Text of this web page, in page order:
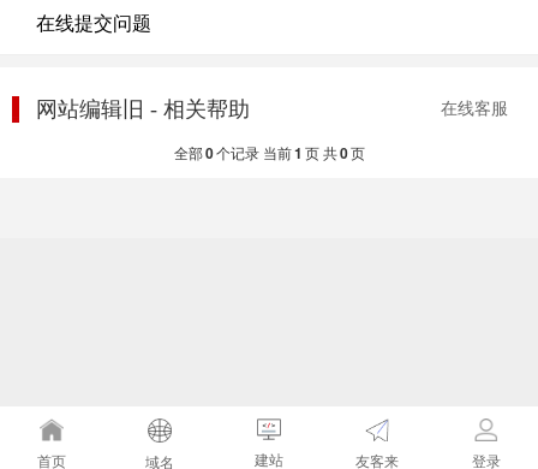
在线提交问题
网站编辑旧 - 相关帮助 在线客服
全部0个记录 当前1 页 共0页
首页 域名 建站 友客来 登录